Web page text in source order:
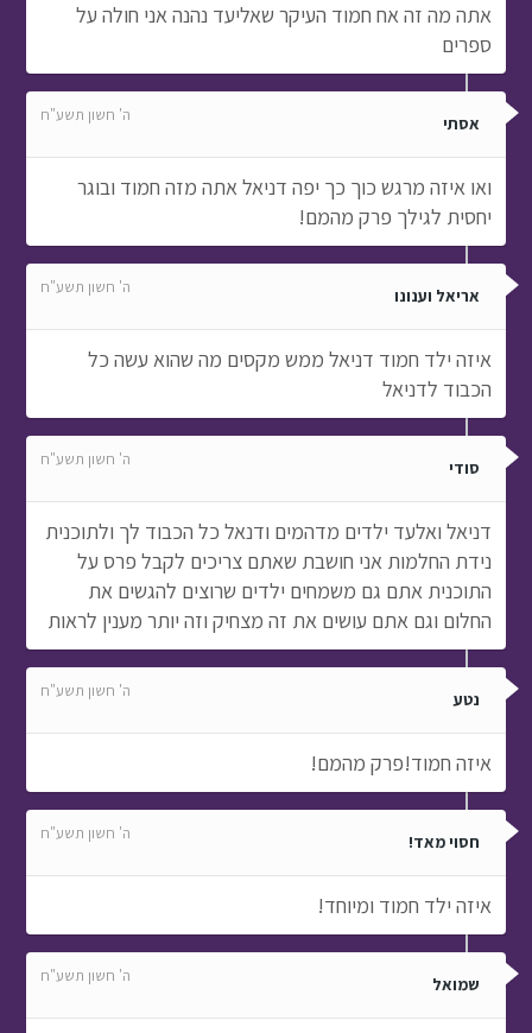
אתה מה זה אח חמוד העיקר שאליעד נהנה אני חולה על
ספרים
אסתי ה' חשון תשע"ח
ואו איזה מרגש כוך כך יפה דניאל אתה מזה חמוד ובוגר
יחסית לגילך פרק מהמם!
אריאל וענונו ה' חשון תשע"ח
איזה ילד חמוד דניאל ממש מקסים מה שהוא עשה כל
הכבוד לדניאל
סודי ה' חשון תשע"ח
דניאל ואלעד ילדים מדהמים ודנאל כל הכבוד לך ולתוכנית
נידת החלמות אני חושבת שאתם צריכים לקבל פרס על
התוכנית אתם גם משמחים ילדים שרוצים להגשים את
החלום וגם אתם עושים את זה מצחיק וזה יותר מענין לראות
נטע ה' חשון תשע"ח
איזה חמוד!פרק מהמם!
חסוי מאד! ה' חשון תשע"ח
איזה ילד חמוד ומיוחד!
שמואל ה' חשון תשע"ח